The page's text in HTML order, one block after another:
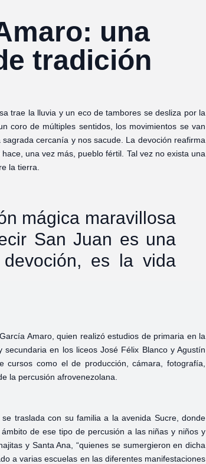
una
tradición
trae la lluvia y un eco de tambores se desliza por la
coro de múltiples sentidos, los movimientos se van
cercanía y nos sacude. La devoción reafirma
una vez más, pueblo fértil. Tal vez no exista una
la tierra.
mágica maravillosa
San Juan es una
es la vida
Amaro, quien realizó estudios de primaria en la
en los liceos José Félix Blanco y Agustín
como el de producción, cámara, fotografía,
la percusión afrovenezolana.
traslada con su familia a la avenida Sucre, donde
de ese tipo de percusión a las niñas y niños y
y Santa Ana, “quienes se sumergieron en dicha
a varias escuelas en las diferentes manifestaciones